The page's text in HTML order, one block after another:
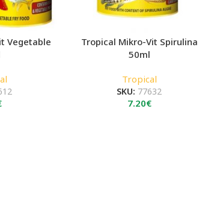
Vegetable
Tropical Mikro-Vit Spirulina
50ml
Tropical
SKU: 77632
7.20€